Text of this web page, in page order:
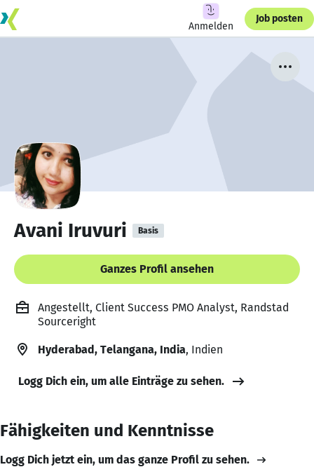
Anmelden
Job posten
Avani Iruvuri Basis
Ganzes Profil ansehen
Angestellt, Client Success PMO Analyst, Randstad
Sourceright
Hyderabad, Telangana, India, Indien
Logg Dich ein, um alle Einträge zu sehen.
Fähigkeiten und Kenntnisse
Logg Dich jetzt ein, um das ganze Profil zu sehen.